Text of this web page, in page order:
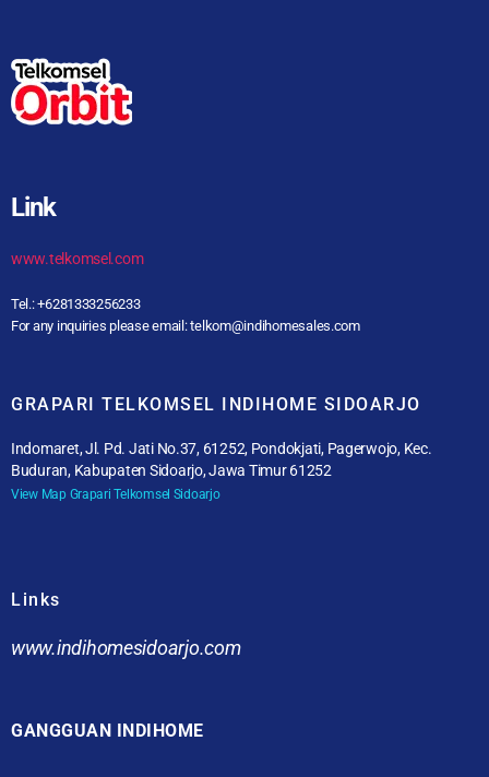
Link
www.telkomsel.com
Tel.: +6281333256233
For any inquiries please email: telkom@indihomesales.com
GRAPARI TELKOMSEL INDIHOME SIDOARJO
Indomaret, Jl. Pd. Jati No.37, 61252, Pondokjati, Pagerwojo, Kec.
Buduran, Kabupaten Sidoarjo, Jawa Timur 61252
View Map Grapari Telkomsel Sidoarjo
Links
www.indihomesidoarjo.com
GANGGUAN INDIHOME